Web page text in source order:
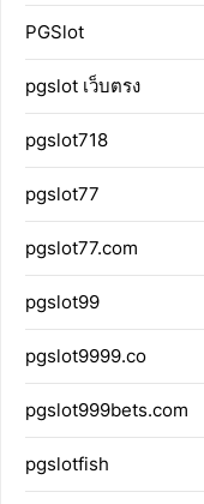
PGSlot
pgslot เว็บตรง
pgslot718
pgslot77
pgslot77.com
pgslot99
pgslot9999.co
pgslot999bets.com
pgslotfish